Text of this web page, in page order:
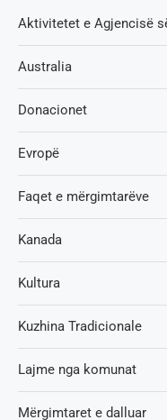
Aktivitetet e Agjencisë
Australia
Donacionet
Evropë
Faqet e mërgimtarëve
Kanada
Kultura
Kuzhina Tradicionale
Lajme nga komunat
Mërgimtaret e dalluar